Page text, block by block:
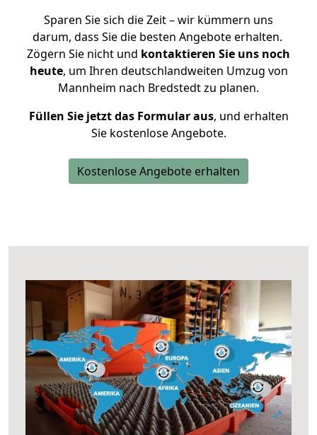
Sparen Sie sich die Zeit – wir kümmern uns
darum, dass Sie die besten Angebote erhalten.
Zögern Sie nicht und kontaktieren Sie uns noch
heute, um Ihren deutschlandweiten Umzug von
Mannheim nach Bredstedt zu planen.
Füllen Sie jetzt das Formular aus, und erhalten
Sie kostenlose Angebote.
Kostenlose Angebote erhalten